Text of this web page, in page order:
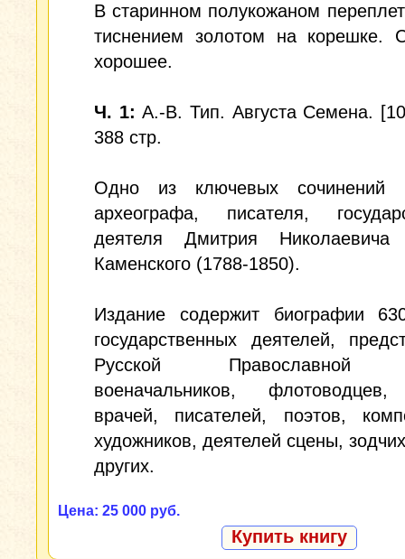
В старинном полукожаном
тиснением золотом на корешке.
хорошее.
Ч. 1:А.-В. Тип. Августа Семена.
388 cтр.
Одно из ключевых сочинений
археографа, писателя,
деятеля Дмитрия
Каменского (1788-1850).
Издание содержит биографии
государственных деятелей,
Русской Православной
военачальников,
врачей, писателей, поэтов,
художников, деятелей сцены,
других.
Цена: 25 000 руб.
Купить книгу